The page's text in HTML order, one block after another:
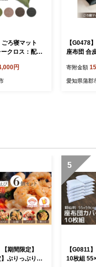
ごろ寝マット
クロス：配送
円
【G0478
座布団 合
寄附金額
愛知県蒲郡
期間限定】
】ぷりっぷり味
5
【G0811
10枚組